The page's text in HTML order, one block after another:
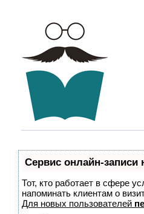
Сервис онлайн-записи
Тот, кто работает в сфере
напоминать клиентам о
Для новых пользователей